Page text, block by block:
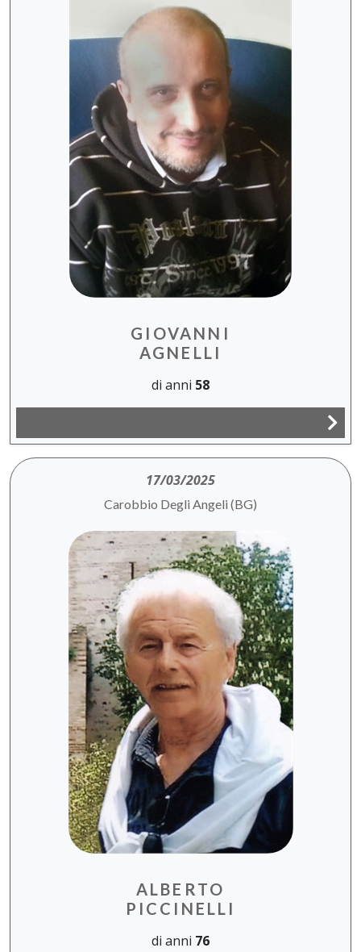
GIOVANNI
AGNELLI
di anni 58
17/03/2025
Carobbio Degli Angeli (BG)
ALBERTO
PICCINELLI
di anni 76